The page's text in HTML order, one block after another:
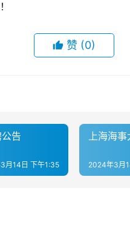
赞 (0)
告
月14日 下午1:35
上海海
2024年3月